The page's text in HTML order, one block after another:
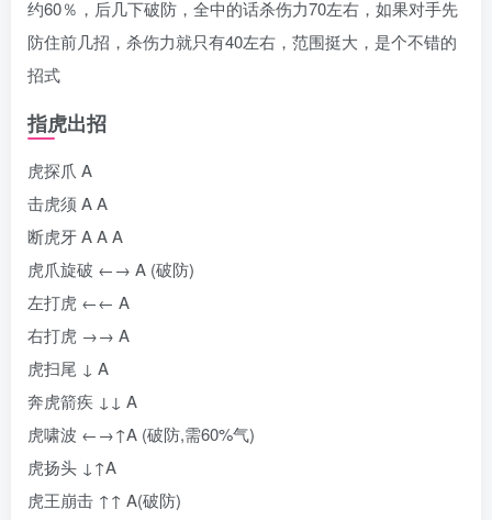
约60％，后几下破防，全中的话杀伤力70左右，如果对手先
防住前几招，杀伤力就只有40左右，范围挺大，是个不错的
招式
指虎出招
虎探爪 A
击虎须 A A
断虎牙 A A A
虎爪旋破 ←→ A (破防)
左打虎 ←← A
右打虎 →→ A
虎扫尾 ↓ A
奔虎箭疾 ↓↓ A
虎啸波 ←→↑A (破防,需60%气)
虎扬头 ↓↑A
虎王崩击 ↑↑ A(破防)